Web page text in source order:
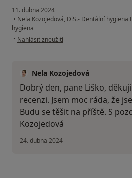
11. dubna 2024
• Nela Kozojedová, DiS.- Dentální hygiena
hygiena
• podle názoru uživatele Petr Liška
Nahlásit zneužití
Nela Kozojedová
Dobrý den, pane Liško,
recenzi. Jsem moc ráda, že
Budu se těšit na příště. S
Kozojedová
24. dubna 2024